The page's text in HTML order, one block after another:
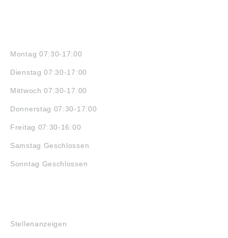
Montag 07:30-17:00
Dienstag 07:30-17:00
Mittwoch 07:30-17:00
Donnerstag 07:30-17:00
Freitag 07:30-16:00
Samstag Geschlossen
Sonntag Geschlossen
Stellenanzeigen